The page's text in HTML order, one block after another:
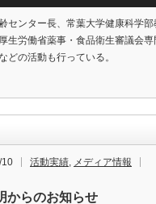
センター長、常葉大学健康科学
生労働省薬事・食品衛生審議会専
どの活動も行っている。
10 活動実績, メディア情報
からのお知らせ